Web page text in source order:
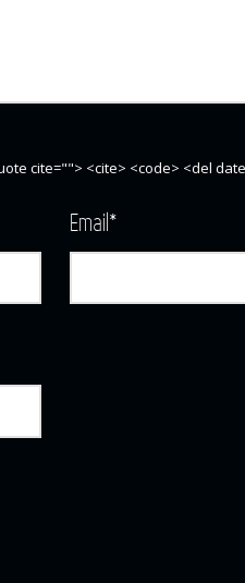
cite=""> <cite> <code> <del
Email*